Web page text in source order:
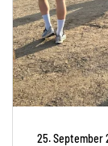
25. September